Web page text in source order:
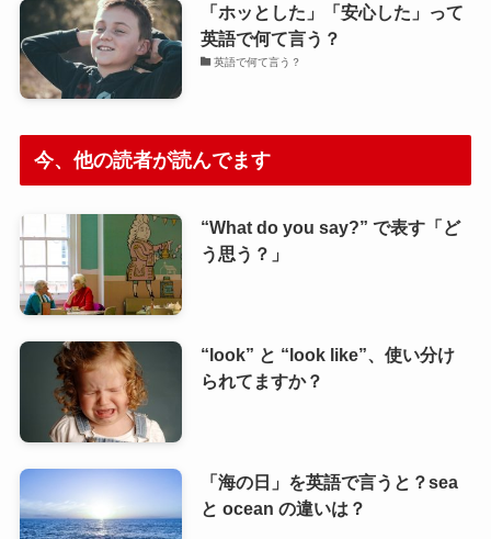
「ホッとした」「安心した」って
英語で何て言う？
英語で何て言う？
今、他の読者が読んでます
“What do you say?” で表す「ど
う思う？」
“look” と “look like”、使い分け
られてますか？
「海の日」を英語で言うと？sea
と ocean の違いは？